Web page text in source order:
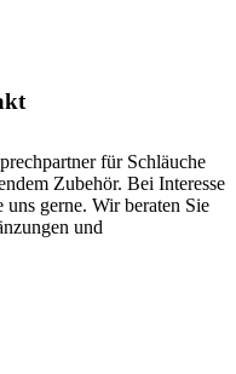
für Schläuche
Zubehör. Bei Interesse
gerne. Wir beraten Sie
und